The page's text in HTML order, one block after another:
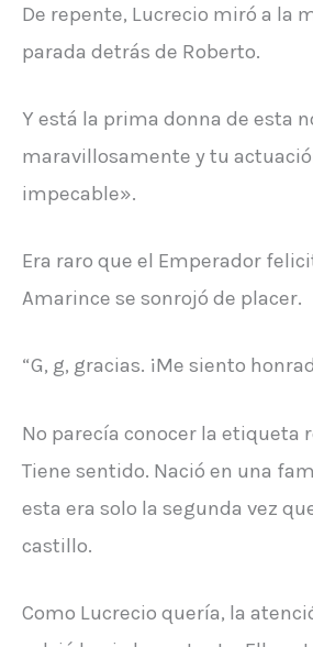
De repente, Lucrecio miró a la
parada detrás de Roberto.
Y está la prima donna de esta
maravillosamente y tu
impecable».
Era raro que el Emperador
Amarince se sonrojó de placer.
“G, g, gracias. ¡Me siento
No parecía conocer la etiqueta
Tiene sentido. Nació en una
esta era solo la segunda vez
castillo.
Como Lucrecio quería, la